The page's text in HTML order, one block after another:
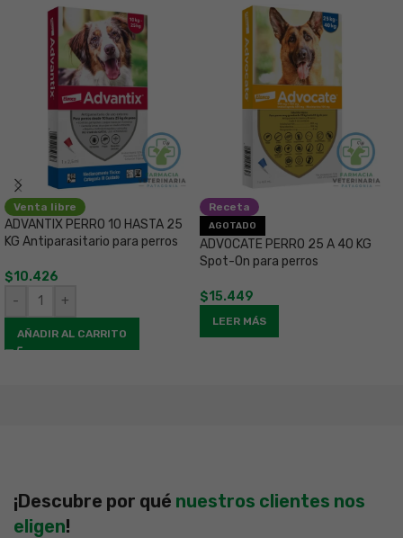
Venta libre
ADVANTIX PERRO 10 HASTA 25
KG Antiparasitario para perros
$10.426
-
+
AÑADIR AL CARRITO
Receta
AGOTADO
ADVOCATE PERRO 25 A 40 KG
Spot-On para perros
$15.449
LEER MÁS
¡Descubre por qué nuestros clientes nos
eligen!